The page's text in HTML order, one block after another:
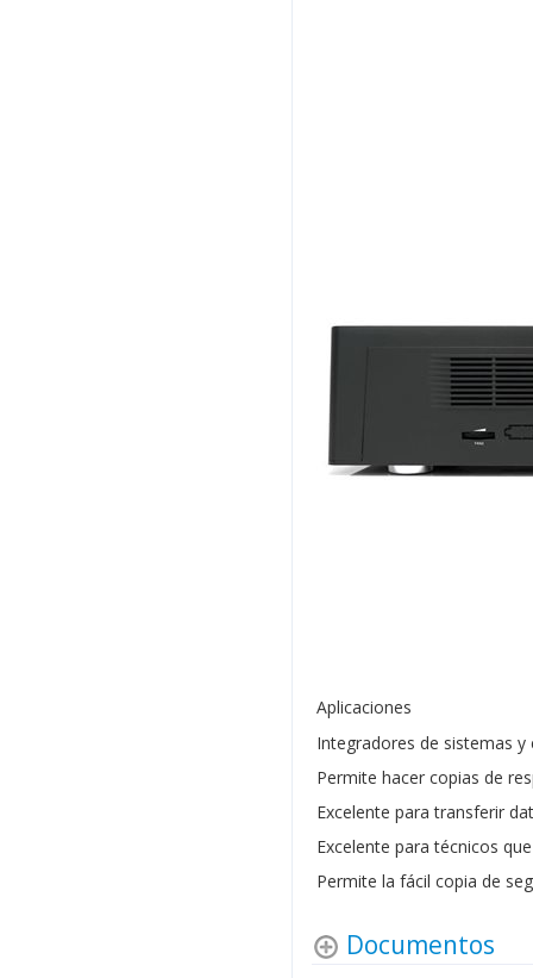
Aplicaciones
Integradores de sistemas
Permite hacer copias de
Excelente para transferir
Excelente para técnicos
Permite la fácil copia de
Documentos